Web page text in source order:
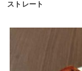
ストレート